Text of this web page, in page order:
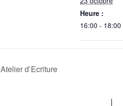
Heure :
16:00 - 18:00
Atelier d’Ecriture